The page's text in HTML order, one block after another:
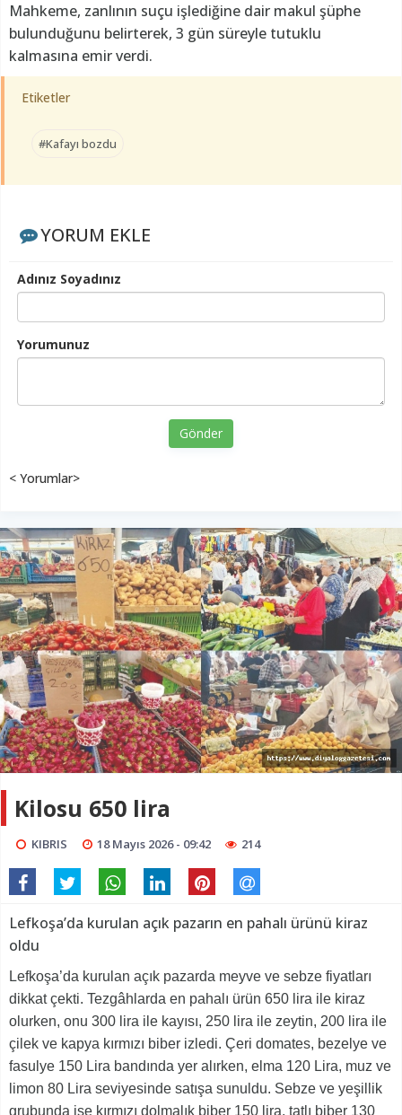
Mahkeme, zanlının suçu işlediğine dair makul şüphe
bulunduğunu belirterek, 3 gün süreyle tutuklu
kalmasına emir verdi.
Etiketler
#Kafayı bozdu
YORUM EKLE
Adınız Soyadınız
Yorumunuz
Gönder
< Yorumlar>
Kilosu 650 lira
KIBRIS 18 Mayıs 2026 - 09:42 214
Lefkoşa’da kurulan açık pazarın en pahalı ürünü kiraz
oldu
Lefkoşa’da kurulan açık pazarda meyve ve sebze fiyatları
dikkat çekti. Tezgâhlarda en pahalı ürün 650 lira ile kiraz
olurken, onu 300 lira ile kayısı, 250 lira ile zeytin, 200 lira ile
çilek ve kapya kırmızı biber izledi. Çeri domates, bezelye ve
fasulye 150 Lira bandında yer alırken, elma 120 Lira, muz ve
limon 80 Lira seviyesinde satışa sunuldu. Sebze ve yeşillik
grubunda ise kırmızı dolmalık biber 150 lira, tatlı biber 130